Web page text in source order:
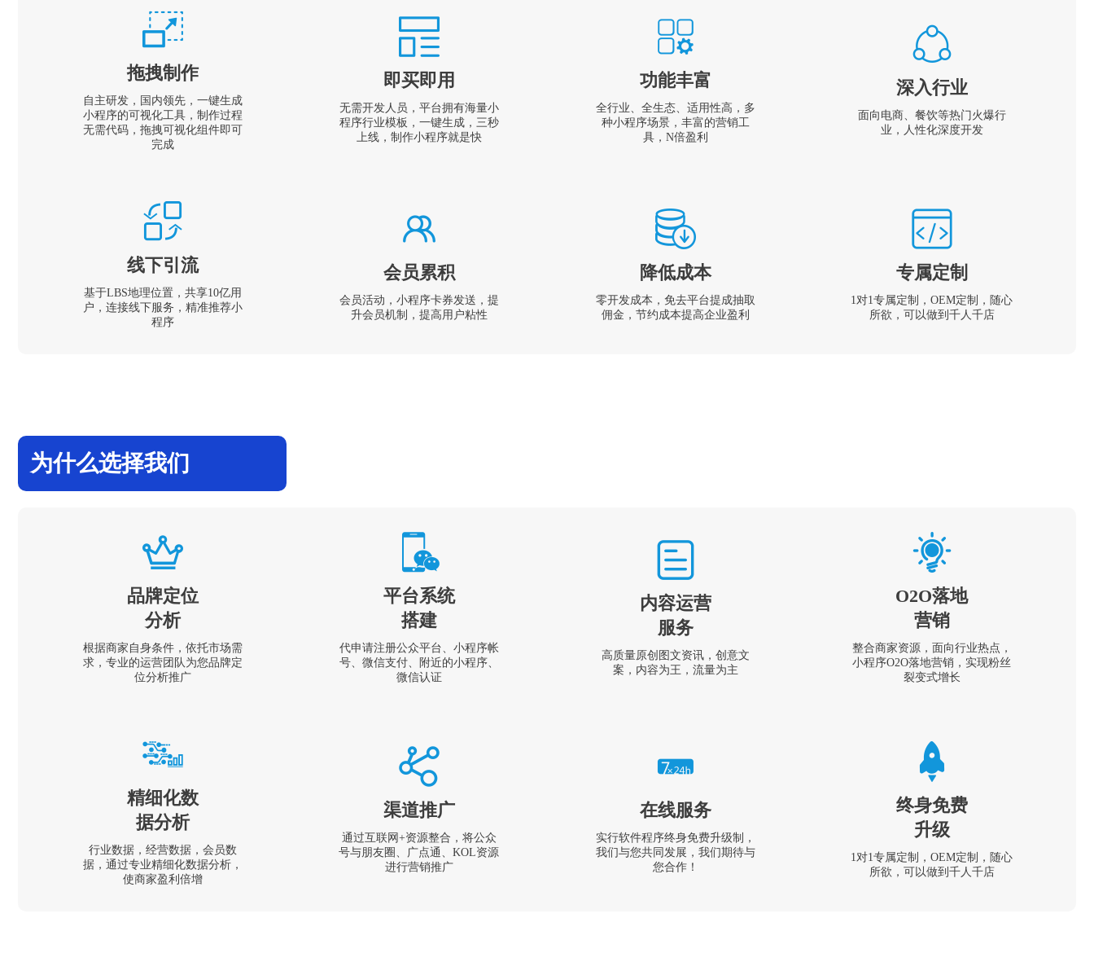
拖拽制作
自主研发，国内领先，一键生成
小程序的可视化工具，制作过程
无需代码，拖拽可视化组件即可
完成
即买即用
无需开发人员，平台拥有海量小
程序行业模板，一键生成，三秒
上线，制作小程序就是快
功能丰富
全行业、全生态、适用性高，多
种小程序场景，丰富的营销工
具，N倍盈利
深入行业
面向电商、餐饮等热门火爆行
业，人性化深度开发
线下引流
基于LBS地理位置，共享10亿用
户，连接线下服务，精准推荐小
程序
会员累积
会员活动，小程序卡券发送，提
升会员机制，提高用户粘性
降低成本
零开发成本，免去平台提成抽取
佣金，节约成本提高企业盈利
专属定制
1对1专属定制，OEM定制，随心
所欲，可以做到千人千店
为什么选择我们
品牌定位
分析
根据商家自身条件，依托市场需
求，专业的运营团队为您品牌定
位分析推广
平台系统
搭建
代申请注册公众平台、小程序帐
号、微信支付、附近的小程序、
微信认证
内容运营
服务
高质量原创图文资讯，创意文
案，内容为王，流量为主
O2O落地
营销
整合商家资源，面向行业热点，
小程序O2O落地营销，实现粉丝
裂变式增长
精细化数
据分析
行业数据，经营数据，会员数
据，通过专业精细化数据分析，
使商家盈利倍增
渠道推广
通过互联网+资源整合，将公众
号与朋友圈、广点通、KOL资源
进行营销推广
在线服务
实行软件程序终身免费升级制，
我们与您共同发展，我们期待与
您合作！
终身免费
升级
1对1专属定制，OEM定制，随心
所欲，可以做到千人千店